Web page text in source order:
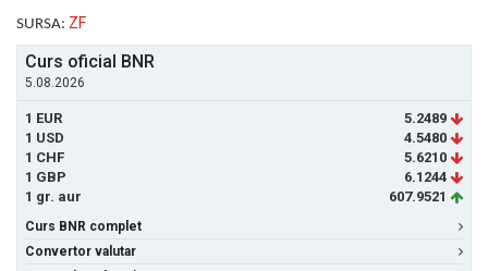
SURSA: ZF
Curs oficial BNR
5.08.2026
1 EUR
5.2489
1 USD
4.5480
1 CHF
5.6210
1 GBP
6.1244
1 gr. aur
607.9521
Curs BNR complet
Convertor valutar